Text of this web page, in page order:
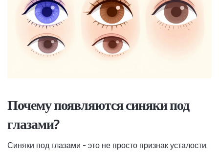
Почему появляются синяки под
глазами?
Синяки под глазами - это не просто признак усталости.